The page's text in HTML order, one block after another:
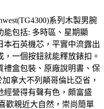
系列木製男腕
能包括: 多時區、星期顯
本石英機芯，平實中流露出
一個按鈕就能釋放錶扣。
禮盒包裝、原廠說明書、保
拿大不列顛哥倫比亞省，
經營得有聲有色，頗富盛
歡親近大自然，崇尚簡單